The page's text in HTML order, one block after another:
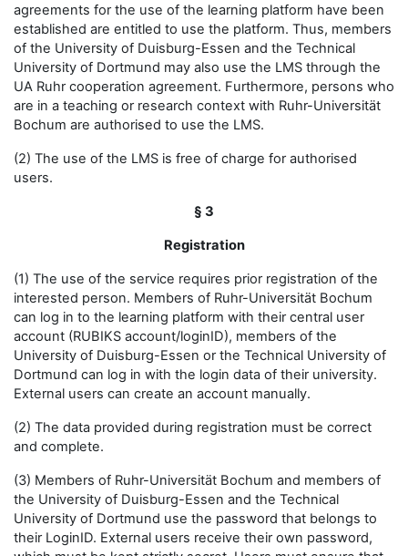
agreements for the use of the learning platform have been
established are entitled to use the platform. Thus, members
of the University of Duisburg-Essen and the Technical
University of Dortmund may also use the LMS through the
UA Ruhr cooperation agreement. Furthermore, persons who
are in a teaching or research context with Ruhr-Universität
Bochum are authorised to use the LMS.
(2) The use of the LMS is free of charge for authorised
users.
§ 3
Registration
(1) The use of the service requires prior registration of the
interested person. Members of Ruhr-Universität Bochum
can log in to the learning platform with their central user
account (RUBIKS account/loginID), members of the
University of Duisburg-Essen or the Technical University of
Dortmund can log in with the login data of their university.
External users can create an account manually.
(2) The data provided during registration must be correct
and complete.
(3) Members of Ruhr-Universität Bochum and members of
the University of Duisburg-Essen and the Technical
University of Dortmund use the password that belongs to
their LoginID. External users receive their own password,